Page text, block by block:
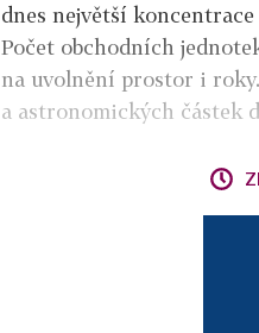
dnes největší
Počet obchodních
na uvolnění prostor i
a astronomických částek